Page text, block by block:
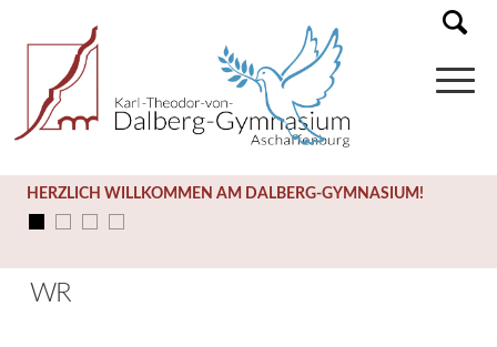
HERZLICH WILLKOMMEN AM DALBERG-GYMNASIUM!
WR